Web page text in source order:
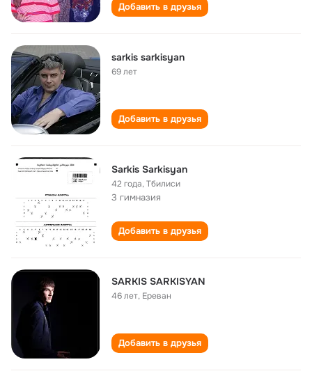
Добавить в друзья
sarkis sarkisyan
69 лет
Добавить в друзья
Sarkis Sarkisyan
42 года,Тбилиси
3 гимназия
Добавить в друзья
SARKIS SARKISYAN
46 лет, Ереван
Добавить в друзья